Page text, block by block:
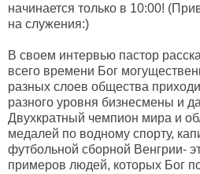
начинается только в 10:00!
на служения:)
В своем интервью пастор
всего времени Бог
разных слоев общества
разного уровня бизнесмены и
Двухкратный чемпион мира и
медалей по водному спорту,
футбольной сборной Венгрии-
примеров людей, которых Бог